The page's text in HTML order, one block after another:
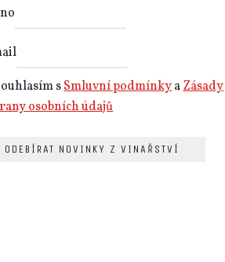
sSmluvní podmínkyaZásady
osobních údajů
ODEBÍRAT NOVINKY Z VINAŘSTVÍ